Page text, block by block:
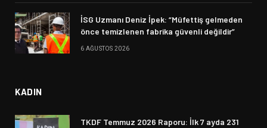
İSG Uzmanı Deniz İpek: “Müfettiş gelmeden
önce temizlenen fabrika güvenli değildir”
6 AĞUSTOS 2026
KADIN
TKDF Temmuz 2026 Raporu: İlk 7 ayda 231